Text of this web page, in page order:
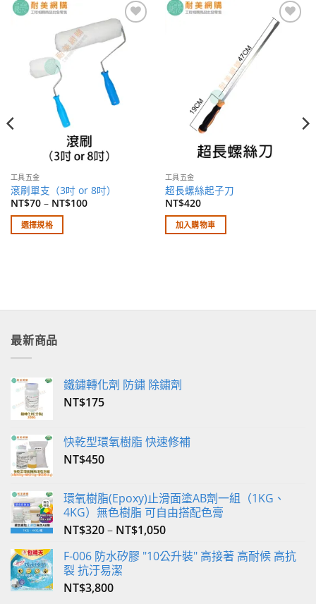
工具五金
滾刷單支（3吋 or 8吋）
NT$70– NT$100
選擇規格
式。
可
產
品
面
選
擇
選
項
工具五金
超長螺絲起子刀
NT$420
加入購物車
最新商品
鐵鏽轉化劑 防鏽 除鏽劑
NT$175
快乾型環氧樹脂 快速修補
NT$450
環氧樹脂(Epoxy)止滑面塗AB劑一組（1KG、
4KG）無色樹脂 可自由搭配色膏
NT$320– NT$1,050
F-006 防水矽膠 "10公升裝" 高接著 高耐候 高抗
裂 抗汙易潔
NT$3,800